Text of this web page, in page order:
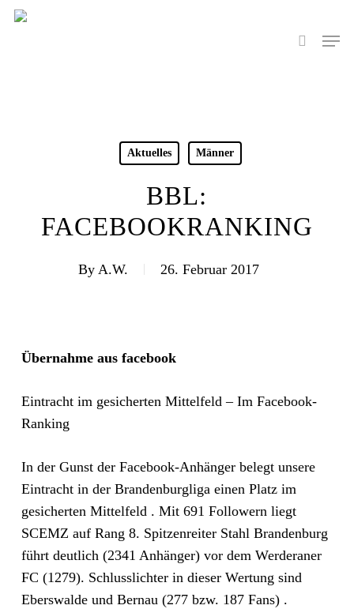
Skip
search
Menu
Aktuelles Männer
BBL:
FACEBOOKRANKING
By A.W. 26. Februar 2017
Übernahme aus facebook
Eintracht im gesicherten Mittelfeld – Im Facebook-
Ranking
In der Gunst der Facebook-Anhänger belegt unsere
Eintracht in der Brandenburgliga einen Platz im
gesicherten Mittelfeld . Mit 691 Followern liegt
SCEMZ auf Rang 8. Spitzenreiter Stahl Brandenburg
führt deutlich (2341 Anhänger) vor dem Werderaner
FC (1279). Schlusslichter in dieser Wertung sind
Eberswalde und Bernau (277 bzw. 187 Fans) .